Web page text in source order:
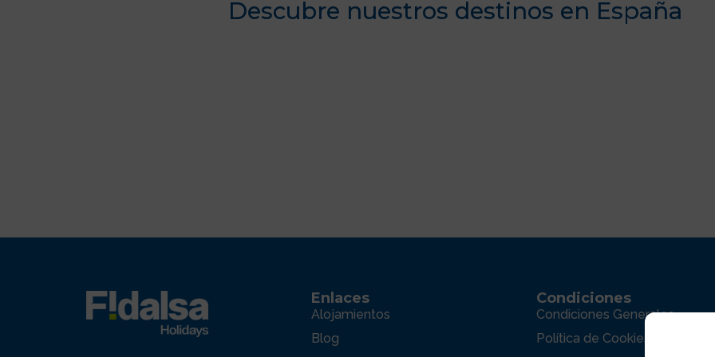
Descubre nuestros destinos en España
Enlaces
Alojamientos
Blog
Condiciones
Condiciones Generales
Política de Cookies